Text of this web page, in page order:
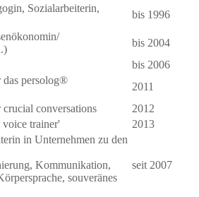
Sozialarbeiterin,
bis 1996
bis 2004
bis 2006
persolog®
2011
conversations
2012
trainer'
2013
in Unternehmen zu den
Kommunikation,
souveränes
seit 2007